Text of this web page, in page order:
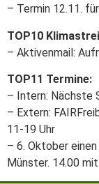
– Termin 12.11.
TOP10
– Aktivenmail:
TOP11 Termine:
– Intern: Nächste
– Extern:
11-19 Uhr
– 6. Oktober
Münster. 14.00